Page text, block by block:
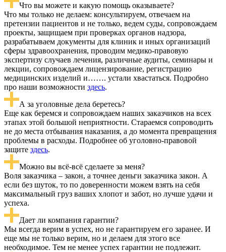
Что вы можете и какую помощь оказываете?
Что мы только не делаем: консультируем, отвечаем на
претензии пациентов и не только, ведем суды, сопровождаем
проекты, защищаем при проверках органов надзора,
разрабатываем документы для клиник и иных организаций
сферы здравоохранения, проводим медико-правовую
экспертизу случаев лечения, различные аудиты, семинары и
лекции, сопровождаем лицензирование, регистрацию
медицинских изделий и……. устали хвастаться. Подробно
про наши возможности здесь.
А за уголовные дела беретесь?
Еще как беремся и сопровождаем наших заказчиков на всех
этапах этой большой неприятности. Стараемся сопроводить
не до места отбывания наказания, а до момента превращения
проблемы в расходы. Подробнее об уголовно-правовой
защите здесь.
Можно вы всё-всё сделаете за меня?
Воля заказчика – закон, а точнее деньги заказчика закон. А
если без шуток, то по доверенности можем взять на себя
максимальный груз ваших хлопот и забот, но лучше удачи и
успеха.
Дает ли компания гарантии?
Мы всегда верим в успех, но не гарантируем его заранее. И
еще мы не только верим, но и делаем для этого все
необходимое. Тем не менее успех гарантии не подлежит.